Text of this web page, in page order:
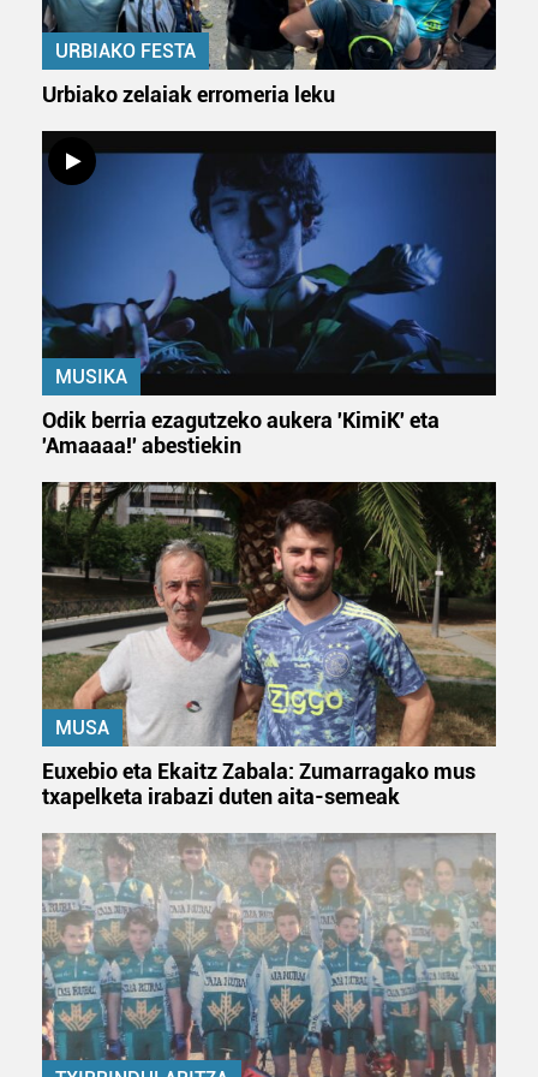
dezakezun ikusteko.
buruzko informazio gehiago eta ezarri zure lehentasunak
datuen atalean. Edozein unetan alda edo ken dezakezu
zure baimena Cookieen adierazpenean.
Webgune honek cookie propioak eta hirugarrenen cookie-
fitxategiak erabiltzen ditu. Zure esperientzia eta
zerbitzuak hobetzeko asmoz, cookie teknologiaz
baliatzen gara. Ohar hau onartuz gero, teknologia hori
erabiltzeko baimen esplizitua ematen diguzu.Gehiago
irakurri
URBIAKO FESTA
Urbiako zelaiak erromeria leku
MUSIKA
Odik berria ezagutzeko aukera 'KimiK' eta
'Amaaaa!' abestiekin
MUSA
Euxebio eta Ekaitz Zabala: Zumarragako mus
txapelketa irabazi duten aita-semeak